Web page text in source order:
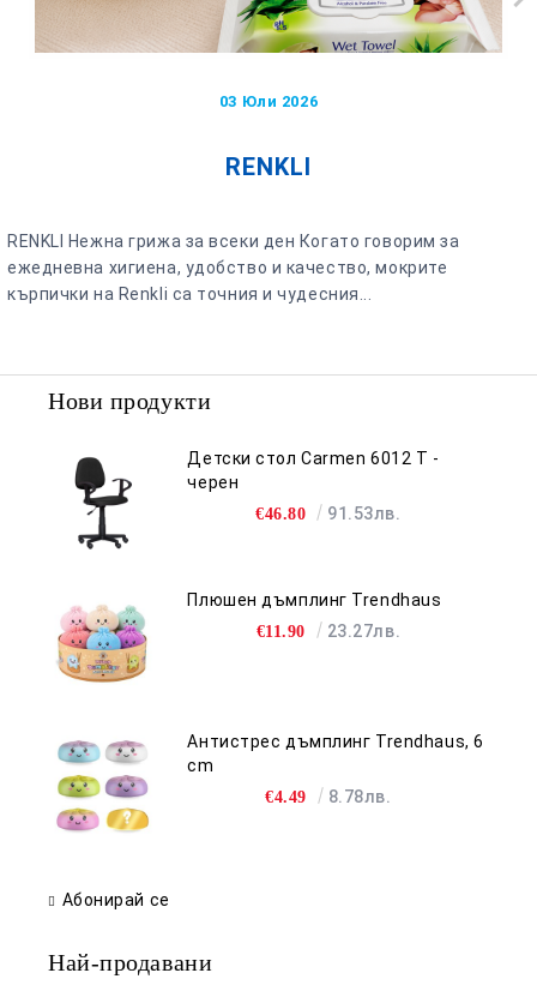
RENKLI
03 Юли 2026
RENKLI Нежна грижа за всеки ден Когато говорим за
ежедневна хигиена, удобство и качество, мокрите
кърпички на Renkli са точния и чудесния...
Нови продукти
Детски стол Carmen 6012 T -
черен
€46.80 91.53лв.
Плюшен дъмплинг Trendhaus
€11.90 23.27лв.
Антистрес дъмплинг Trendhaus, 6
cm
€4.49 8.78лв.
Абонирай се
Най-продавани